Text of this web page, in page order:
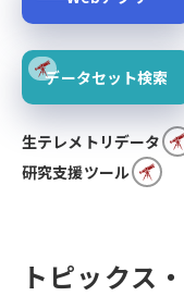
データセット検索
生テレメトリデータ
研究支援ツール
トピックス